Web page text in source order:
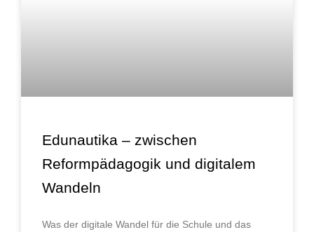
Edunautika – zwischen
Reformpädagogik und digitalem
Wandeln
Was der digitale Wandel für die Schule und das